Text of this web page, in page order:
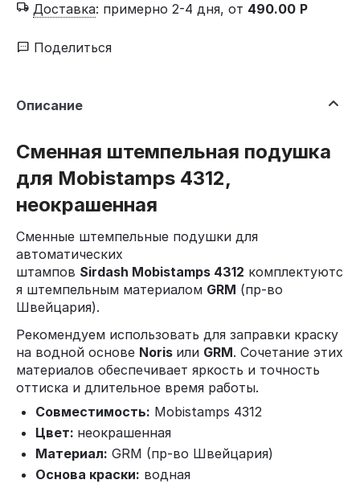
Доставка: примерно 2-4 дня, от 490.00 Р
Поделиться
Описание
Сменная штемпельная подушка
для Mobistamps 4312,
неокрашенная
Сменные штемпельные подушки для
автоматических
штампов Sirdash Mobistamps 4312 комплектуютс
я штемпельным материалом GRM (пр-во
Швейцария).
Рекомендуем использовать для заправки краску
на водной основе Noris или GRM. Сочетание этих
материалов обеспечивает яркость и точность
оттиска и длительное время работы.
Совместимость: Mobistamps 4312
Цвет: неокрашенная
Материал: GRM (пр-во Швейцария)
Основа краски: водная